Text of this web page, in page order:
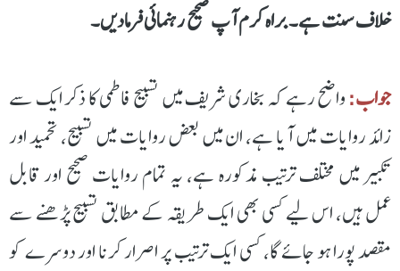
خلاف سنت ہے۔ براہ کرم آپ صحیح رہنمائی فرمادیں۔
جواب:واضح رہے کہ بخاری شریف میں تسبیح فاطمی کا ذکر ایک سے
زائد روایات میں آیا ہے، ان میں بعض روایات میں تسبیح، تحمید اور
تکبیر میں مختلف ترتیب مذکورہ ہے، یہ تمام روایات صحیح اور قابل
عمل ہیں، اس لیے کسی بھی ایک طریقہ کے مطابق تسبیح پڑھنے سے
مقصد پورا ہو جائے گا، کسی ایک ترتیب پر اصرار کرنا اور دوسرے کو